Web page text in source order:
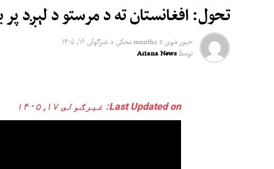
تحول: افغانستان ته د مرستو د لېږد
خپور شوی 2 months مخکي د غبرګولى ۱۶, ۱۴۰۵
توسطAriana News
Last Updated on: غبرګولى ۱۷, ۱۴۰۵